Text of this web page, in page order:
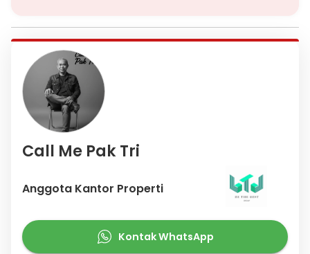
Call Me Pak Tri
Anggota Kantor Properti
Kontak WhatsApp